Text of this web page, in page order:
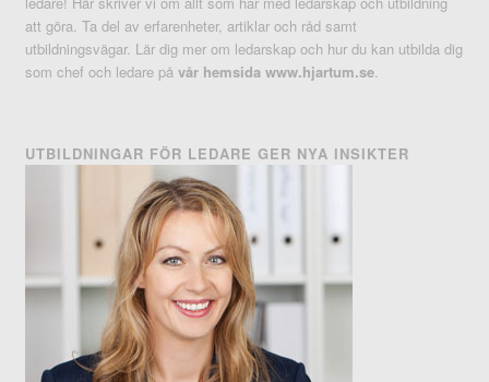
att göra. Ta del av erfarenheter, artiklar och råd samt
utbildningsvägar. Lär dig mer om ledarskap och hur du kan utbilda dig
som chef och ledare påvår hemsida www.hjartum.se
UTBILDNINGAR FÖR LEDARE GER NYA INSIKTER